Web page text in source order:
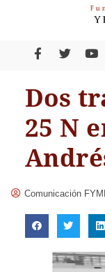
Dos
25 N
Comunicación